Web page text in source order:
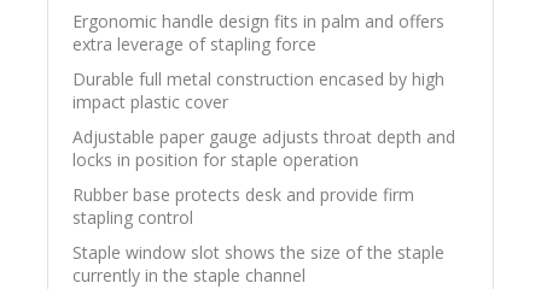
Ergonomic handle design fits in palm and offers
extra leverage of stapling force
Durable full metal construction encased by high
impact plastic cover
Adjustable paper gauge adjusts throat depth and
locks in position for staple operation
Rubber base protects desk and provide firm
stapling control
Staple window slot shows the size of the staple
currently in the staple channel